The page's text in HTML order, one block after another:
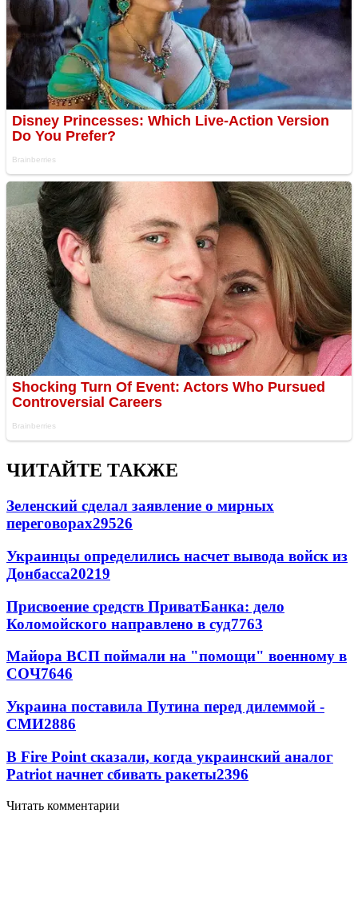
ЧИТАЙТЕ ТАКЖЕ
Зеленский сделал заявление о мирных
переговорах29526
Украинцы определились насчет вывода войск из
Донбасса20219
Присвоение средств ПриватБанка: дело
Коломойского направлено в суд7763
Майора ВСП поймали на "помощи" военному в
СОЧ7646
Украина поставила Путина перед дилеммой -
СМИ2886
В Fire Point сказали, когда украинский аналог
Patriot начнет сбивать ракеты2396
Читать комментарии